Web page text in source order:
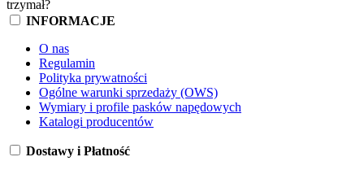
trzymał?
INFORMACJE
O nas
Regulamin
Polityka prywatności
Ogólne warunki sprzedaży (OWS)
Wymiary i profile pasków napędowych
Katalogi producentów
Dostawy i Płatność